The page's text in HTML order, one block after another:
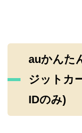
auかんた
ジットカ
IDのみ)